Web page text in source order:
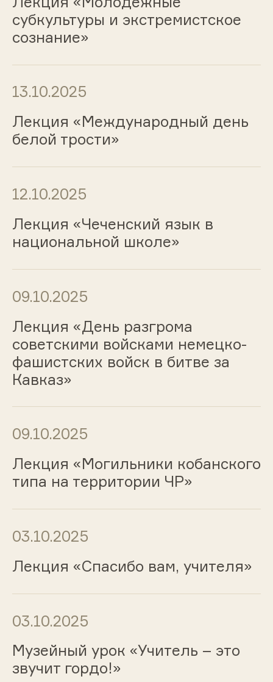
субкультуры и экстремистское
сознание»
13.10.2025
Лекция «Международный день
белой трости»
12.10.2025
Лекция «Чеченский язык в
национальной школе»
09.10.2025
Лекция «День разгрома
советскими войсками немецко-
фашистских войск в битве за
Кавказ»
09.10.2025
Лекция «Могильники кобанского
типа на территории ЧР»
03.10.2025
Лекция «Спасибо вам, учителя»
03.10.2025
Музейный урок «Учитель – это
звучит гордо!»